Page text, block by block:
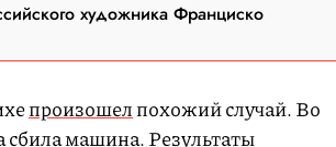
художника Франциско
произошелпохожий случай. Во
сбила машина. Результаты